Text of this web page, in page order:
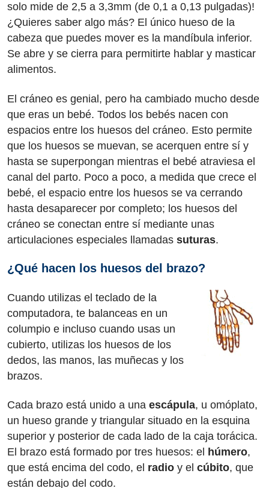
solo mide de 2,5 a 3,3mm (de 0,1 a 0,13 pulgadas)!
¿Quieres saber algo más? El único hueso de la
cabeza que puedes mover es la mandíbula inferior.
Se abre y se cierra para permitirte hablar y masticar
alimentos.
El cráneo es genial, pero ha cambiado mucho desde
que eras un bebé. Todos los bebés nacen con
espacios entre los huesos del cráneo. Esto permite
que los huesos se muevan, se acerquen entre sí y
hasta se superpongan mientras el bebé atraviesa el
canal del parto. Poco a poco, a medida que crece el
bebé, el espacio entre los huesos se va cerrando
hasta desaparecer por completo; los huesos del
cráneo se conectan entre sí mediante unas
articulaciones especiales llamadas suturas.
¿Qué hacen los huesos del brazo?
Cuando utilizas el teclado de la
computadora, te balanceas en un
columpio e incluso cuando usas un
cubierto, utilizas los huesos de los
dedos, las manos, las muñecas y los
brazos.
Cada brazo está unido a una escápula, u omóplato,
un hueso grande y triangular situado en la esquina
superior y posterior de cada lado de la caja torácica.
El brazo está formado por tres huesos: el húmero,
que está encima del codo, el radio y el cúbito, que
están debajo del codo.